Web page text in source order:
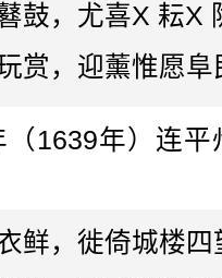
，尤喜X 耘X
，迎薰惟愿阜
年）连平
，徙倚城楼四